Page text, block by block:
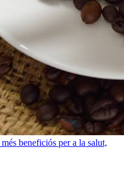
beneficiós per a la salut,